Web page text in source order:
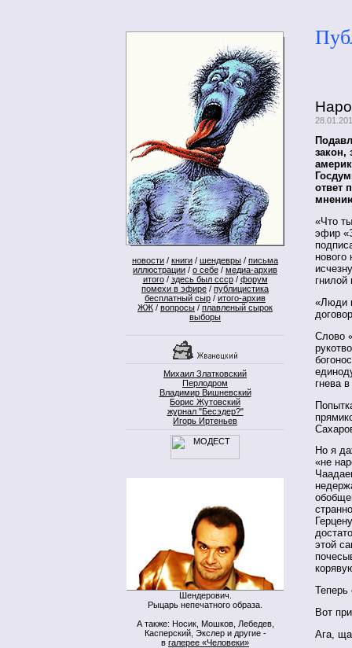
новости / книги / шендевры / письма
иллюстрации / о себе / медиа-архив
итого/ здесь был ссср/ форум
помехи в эфире / публицистика
бесплатный сыр / итого-архив
ЖЖ / вопросы / плавленый сырок
выборы
Михаил Златковский
Перлодром
Владимир Вишневский
Борис Жутовский
журнал "Бесэдер?"
Игорь Иртеньев
Шендерович.
Рыцарь непечатного образа.
А также: Носик, Мошков, Лебедев,
Касперский, Экслер и другие -
в галерее «Человеки»
закон,
ответ
«Что
эфир
гнилой
«Люди
Слово
гнева
Но я
«не
этой
Теперь
Вот
Ага,